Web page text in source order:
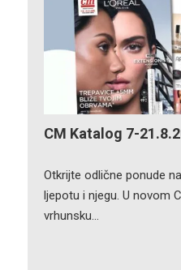
CM Katalog 7-
Otkrijte odlične ponude
ljepotu i njegu. U novom
vrhunsku…